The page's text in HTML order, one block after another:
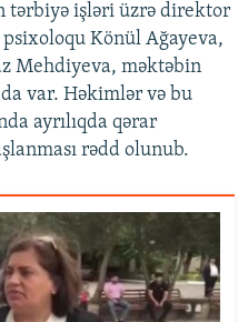
tərbiyə işləri üzrə direktor
Könül Ağayeva,
Mehdiyeva, məktəbin
var. Həkimlər və bu
ayrılıqda qərar
rədd olunub.